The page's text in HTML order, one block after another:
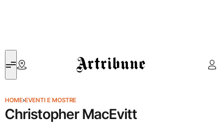
Artribune
HOME›EVENTI E MOSTRE
Christopher MacEvitt